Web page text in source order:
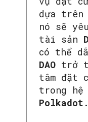
dựa trên
nó sẽ
tài sản
có thể
DAO trở
tâm đặt
trong
Polkadot .